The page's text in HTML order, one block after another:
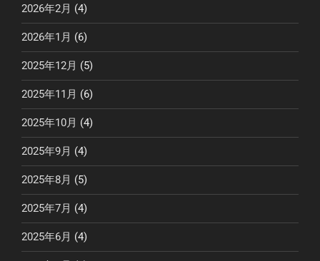
2026年2月 (4)
2026年1月 (6)
2025年12月 (5)
2025年11月 (6)
2025年10月 (4)
2025年9月 (4)
2025年8月 (5)
2025年7月 (4)
2025年6月 (4)